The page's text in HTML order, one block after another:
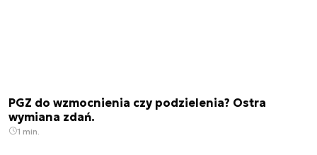
PGZ do wzmocnienia czy podzielenia? Ostra
wymiana zdań.
1 min.